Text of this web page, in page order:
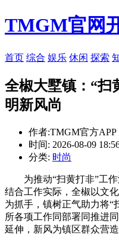
TMGM官网
首页 综合 娱乐 休闲 探索
全椒大墅镇：“扫
明新风尚
作者:TMGM官方APP
时间: 2026-08-09
分类: 时尚
为推动“扫黄打非”工作
结合工作实际，全椒以文
为抓手，镇树正气助力将“
所各项工作同部署同推进
延伸，新风为镇区群众营